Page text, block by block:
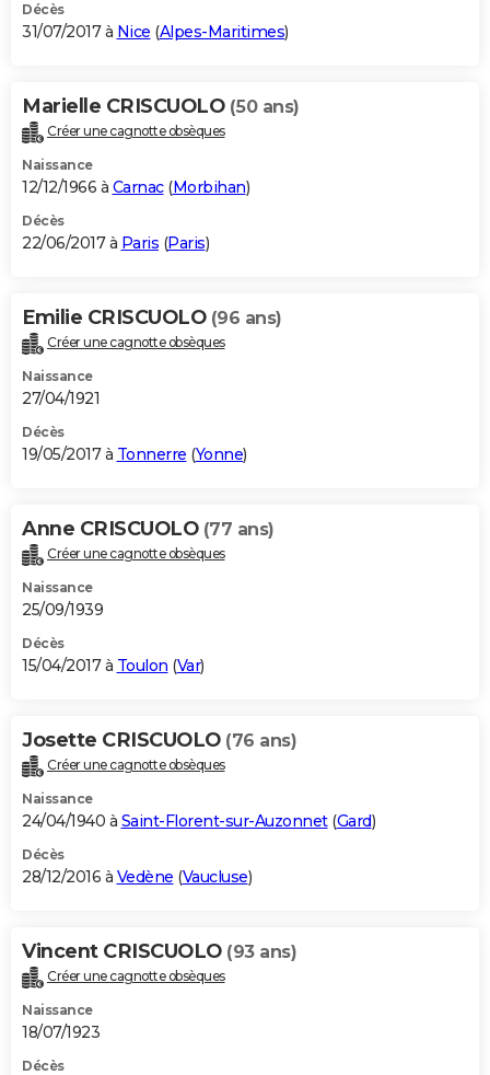
Décès
31/07/2017 à Nice (Alpes-Maritimes)
Marielle CRISCUOLO (50 ans)
Créer une cagnotte obsèques
Naissance
12/12/1966 à Carnac(Morbihan)
Décès
22/06/2017 à Paris (Paris)
Emilie CRISCUOLO (96 ans)
Créer une cagnotte obsèques
Naissance
27/04/1921
Décès
19/05/2017 à Tonnerre (Yonne)
Anne CRISCUOLO (77 ans)
Créer une cagnotte obsèques
Naissance
25/09/1939
Décès
15/04/2017 à Toulon (Var)
Josette CRISCUOLO (76 ans)
Créer une cagnotte obsèques
Naissance
24/04/1940 à Saint-Florent-sur-Auzonnet(Gard)
Décès
28/12/2016 à Vedène (Vaucluse)
Vincent CRISCUOLO (93 ans)
Créer une cagnotte obsèques
Naissance
18/07/1923
Décès